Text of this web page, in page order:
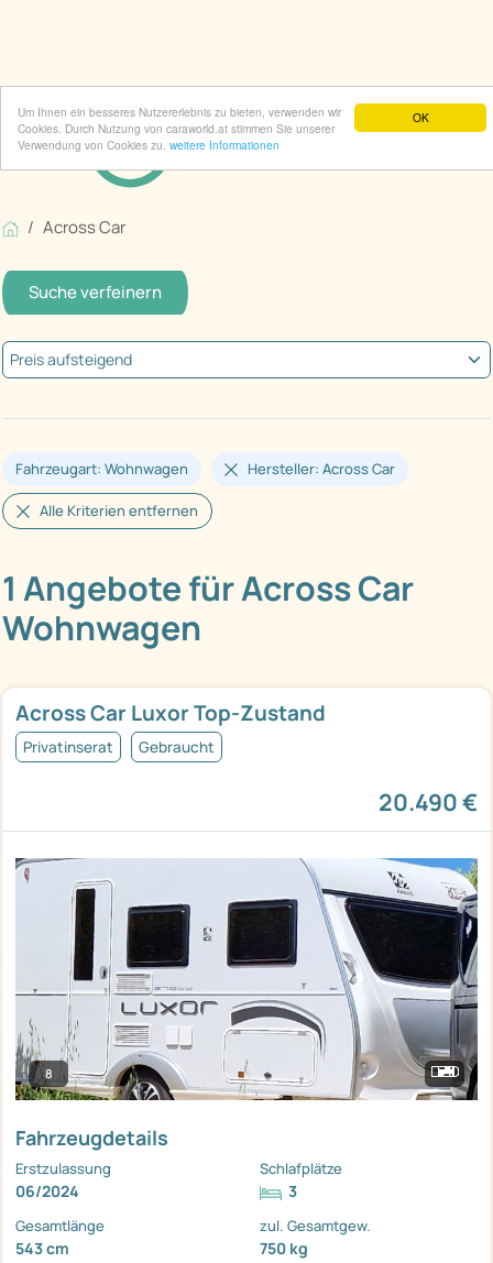
Across Car
Suche verfeinern
Fahrzeugart: Wohnwagen Hersteller: Across Car
Alle Kriterien entfernen
1 Angebote für Across Car
Wohnwagen
Across Car Luxor Top-Zustand
Privatinserat Gebraucht
20.490 €
8
Fahrzeugdetails
Erstzulassung
06/2024
Schlafplätze
3
Gesamtlänge
543 cm
zul. Gesamtgew.
750 kg